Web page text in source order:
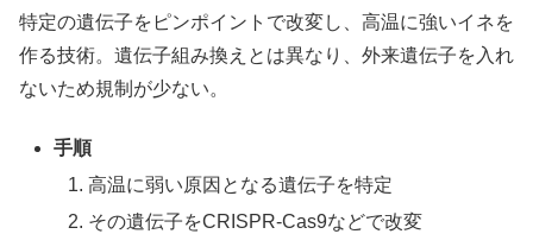
特定の遺伝子をピンポイントで改変し、高温に強いイネを
作る技術。遺伝子組み換えとは異なり、外来遺伝子を入れ
ないため規制が少ない。
手順
高温に弱い原因となる遺伝子を特定
その遺伝子をCRISPR-Cas9などで改変